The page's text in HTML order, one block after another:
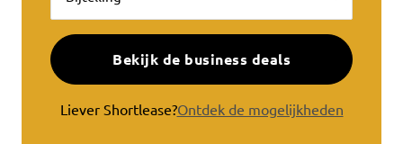
Bekijk de business deals
Liever Shortlease?Ontdek de mogelijkheden